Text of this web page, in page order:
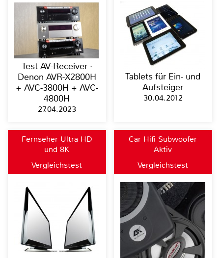
Test AV-Receiver ·
Denon AVR-X2800H
+ AVC-3800H + AVC-
4800H
27.04.2023
Tablets für Ein- und
Aufsteiger
30.04.2012
Fernseher Ultra HD
und 8K
Vergleichstest
Car Hifi Subwoofer
Aktiv
Vergleichstest